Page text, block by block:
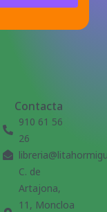
Contacta
910 61 56
26
C. de
Artajona,
11, Moncloa